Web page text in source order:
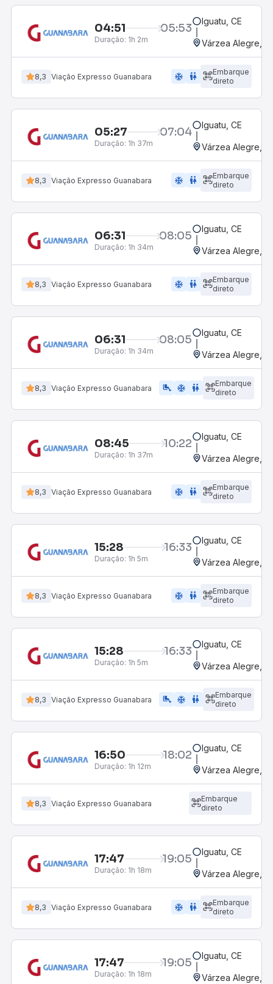
04:51 05:53
Duração: 1h 2m
Iguatu, CE
Várzea Alegre,
8,3 Viação Expresso Guanabara ac_unit wc
Embarque
direto
05:27 07:04
Duração: 1h 37m
Iguatu, CE
Várzea Alegre,
8,3 Viação Expresso Guanabara ac_unit wc
Embarque
direto
06:31 08:05
Duração: 1h 34m
Iguatu, CE
Várzea Alegre,
8,3 Viação Expresso Guanabara ac_unit wc
Embarque
direto
06:31 08:05
Duração: 1h 34m
Iguatu, CE
Várzea Alegre,
8,3 Viação Expresso Guanabara airline_seat_legroom_extra ac_unit wc
Embarque
direto
08:45 10:22
Duração: 1h 37m
Iguatu, CE
Várzea Alegre,
8,3 Viação Expresso Guanabara ac_unit wc
Embarque
direto
15:28 16:33
Duração: 1h 5m
Iguatu, CE
Várzea Alegre,
8,3 Viação Expresso Guanabara ac_unit wc
Embarque
direto
15:28 16:33
Duração: 1h 5m
Iguatu, CE
Várzea Alegre,
8,3 Viação Expresso Guanabara airline_seat_legroom_extra ac_unit wc
Embarque
direto
16:50 18:02
Duração: 1h 12m
Iguatu, CE
Várzea Alegre,
8,3 Viação Expresso Guanabara
Embarque
direto
17:47 19:05
Duração: 1h 18m
Iguatu, CE
Várzea Alegre,
8,3 Viação Expresso Guanabara ac_unit wc
Embarque
direto
17:47 19:05
Duração: 1h 18m
Iguatu, CE
Várzea Alegre,